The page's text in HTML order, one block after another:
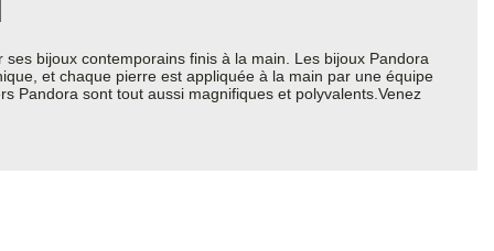
bijoux contemporains finis à la main. Les bijoux Pandora
et chaque pierre est appliquée à la main par une équipe
Pandora sont tout aussi magnifiques et polyvalents.Venez